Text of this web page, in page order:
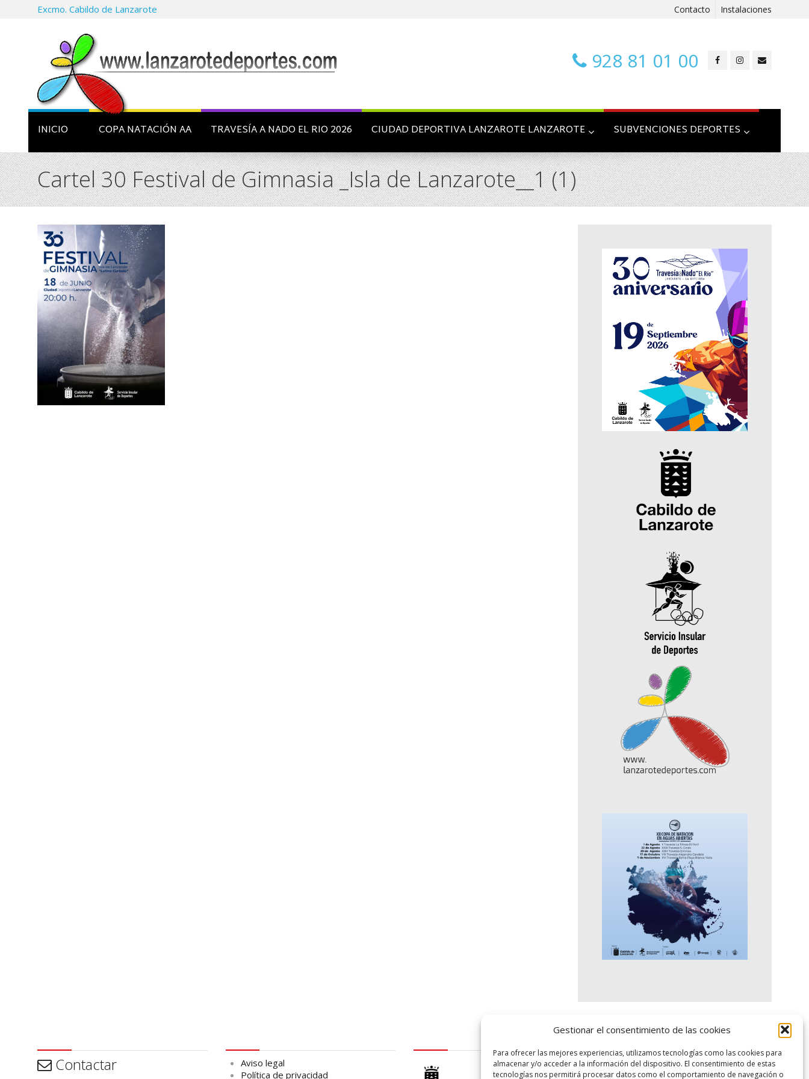
Gestionar el consentimiento de las cookies
Para ofrecer las mejores experiencias, utilizamos tecnologías como las cookies para
almacenar y/o acceder a la información del dispositivo. El consentimiento de estas
tecnologías nos permitirá procesar datos como el comportamiento de navegación o
Excmo. Cabildo de Lanzarote Contacto Instalaciones
928 81 01 00
INICIO COPA NATACIÓN AA TRAVESÍA A NADO EL RIO 2026 CIUDAD DEPORTIVA LANZAROTE LANZAROTE SUBVENCIONES DEPORTES
Cartel 30 Festival de Gimnasia _Isla de Lanzarote__1 (1)
Contactar
Aviso legal
Política de privacidad
logo SID